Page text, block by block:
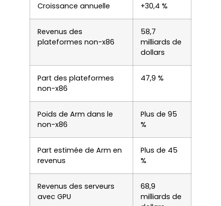
Croissance annuelle +30,4 %
Revenus des
plateformes non-x86
58,7
milliards de
dollars
Part des plateformes
non-x86
47,9 %
Poids de Arm dans le
non-x86
Plus de 95
%
Part estimée de Arm en
revenus
Plus de 45
%
Revenus des serveurs
avec GPU
68,9
milliards de